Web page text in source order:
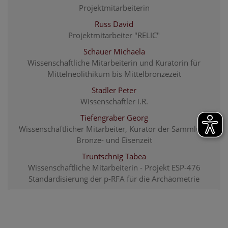
Projektmitarbeiterin
Russ David
Projektmitarbeiter "RELIC"
Schauer Michaela
Wissenschaftliche Mitarbeiterin und Kuratorin für
Mittelneolithikum bis Mittelbronzezeit
Stadler Peter
Wissenschaftler i.R.
Tiefengraber Georg
Wissenschaftlicher Mitarbeiter, Kurator der Sammlung
Bronze- und Eisenzeit
Truntschnig Tabea
Wissenschaftliche Mitarbeiterin - Projekt ESP-476
Standardisierung der p-RFA für die Archäometrie